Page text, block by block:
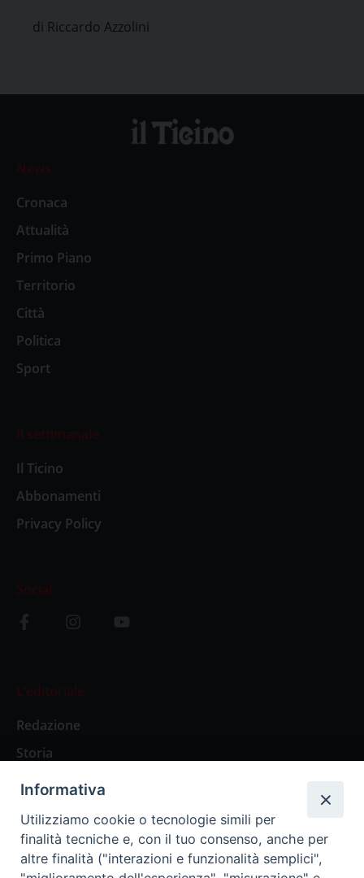
di Riccardo Azzolini
News
Cronaca
Attualità
Primo Piano
Territorio
Città
Politica
Sport
Il settimanale
Il Ticino
Abbonamenti
Privacy Policy
Social
L’editoriale
Redazione
Storia
Abbonamenti
Abbonamento Annuale Digitale
Informativa
Utilizziamo cookie o tecnologie simili per
finalità tecniche e, con il tuo consenso, anche per
altre finalità ("interazioni e funzionalità semplici",